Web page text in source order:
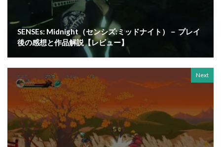
SENSEs: Midnight（センシズ:ミッドナイト）－ プレイ
後の感想と作品解説【レビュー】
Next